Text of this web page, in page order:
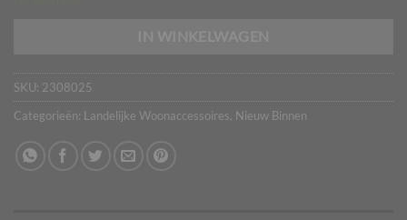
SKU: 2308025
Categorieën: Landelijke Woonaccessoires, Nieuw Binnen